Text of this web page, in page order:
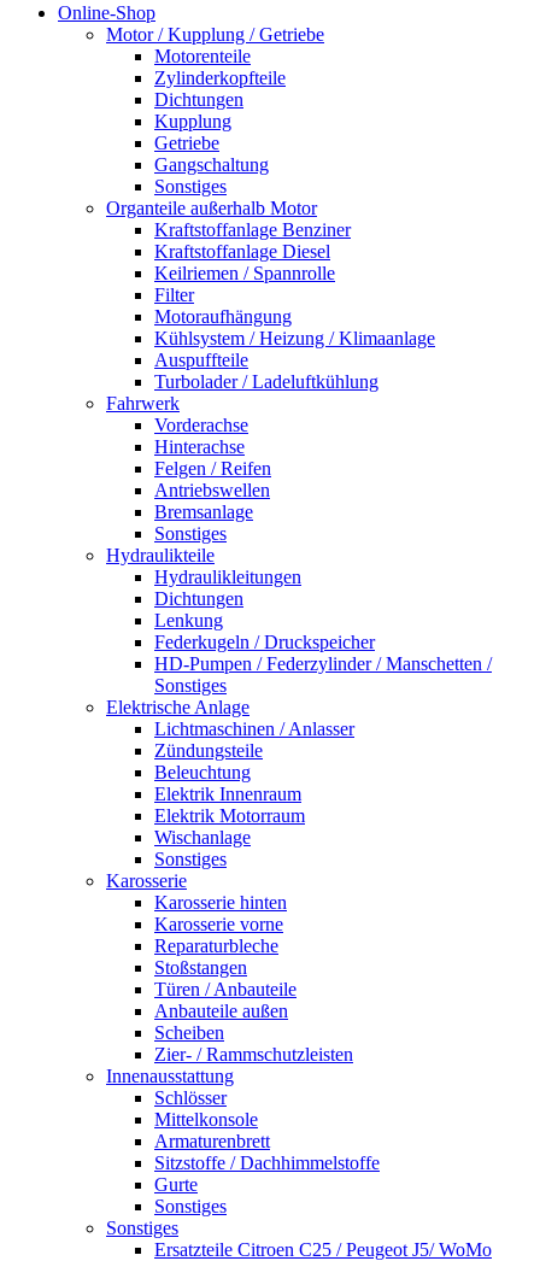
Online-Shop
Motor / Kupplung / Getriebe
Motorenteile
Zylinderkopfteile
Dichtungen
Kupplung
Getriebe
Gangschaltung
Sonstiges
Organteile außerhalb Motor
Kraftstoffanlage Benziner
Kraftstoffanlage Diesel
Keilriemen / Spannrolle
Filter
Motoraufhängung
Kühlsystem / Heizung / Klimaanlage
Auspuffteile
Turbolader / Ladeluftkühlung
Fahrwerk
Vorderachse
Hinterachse
Felgen / Reifen
Antriebswellen
Bremsanlage
Sonstiges
Hydraulikteile
Hydraulikleitungen
Dichtungen
Lenkung
Federkugeln / Druckspeicher
HD-Pumpen / Federzylinder / Manschetten /
Sonstiges
Elektrische Anlage
Lichtmaschinen / Anlasser
Zündungsteile
Beleuchtung
Elektrik Innenraum
Elektrik Motorraum
Wischanlage
Sonstiges
Karosserie
Karosserie hinten
Karosserie vorne
Reparaturbleche
Stoßstangen
Türen / Anbauteile
Anbauteile außen
Scheiben
Zier- / Rammschutzleisten
Innenausstattung
Schlösser
Mittelkonsole
Armaturenbrett
Sitzstoffe / Dachhimmelstoffe
Gurte
Sonstiges
Sonstiges
Ersatzteile Citroen C25 / Peugeot J5/ WoMo